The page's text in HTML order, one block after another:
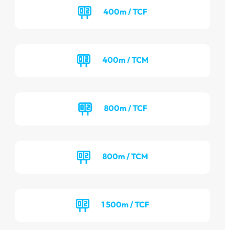
400m / TCF
400m / TCM
800m / TCF
800m / TCM
1 500m / TCF